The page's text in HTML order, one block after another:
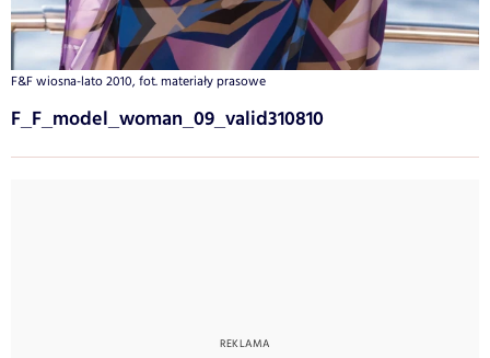
F&F wiosna-lato 2010, fot. materiały prasowe
F_F_model_woman_09_valid310810